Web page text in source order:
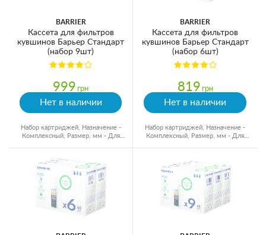
BARRIER
Кассета для фильтров
кувшинов Барьер Стандарт
(набор 9шт)
999 грн
Нет в наличии
Набор картриджей, Назначение -
Комплексный, Размер, мм - Для
BARRIER
Кассета для фильтров
кувшинов Барьер Стандарт
(набор 6шт)
819 грн
Нет в наличии
Набор картриджей, Назначение -
Комплексный, Размер, мм - Для